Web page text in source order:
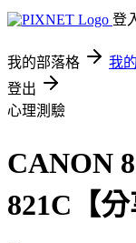
登
我的部落格 我
登出
心理測驗
CANON
821C【分